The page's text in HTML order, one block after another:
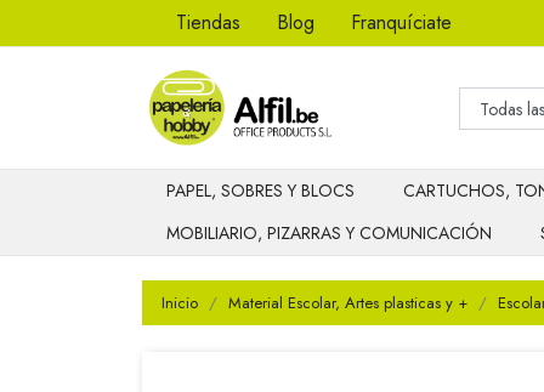
Tiendas Blog Franquíciate
PAPEL, SOBRES Y BLOCS CARTUCHOS,
MOBILIARIO, PIZARRAS Y COMUNICACIÓN
Inicio Material Escolar, Artes plasticas y +